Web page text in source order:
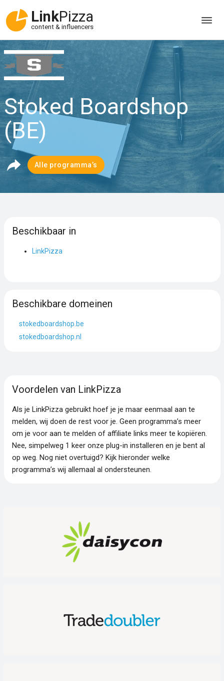
LinkPizza
content & influencers
Stoked Boardshop
(BE)
Alle programma’s
Beschikbaar in
LinkPizza
Beschikbare domeinen
stokedboardshop.be
stokedboardshop.nl
Voordelen van LinkPizza
Als je LinkPizza gebruikt hoef je je maar eenmaal aan te
melden, wij doen de rest voor je. Geen programma’s meer
om je voor aan te melden of affiliate links meer te kopiëren.
Nee, simpelweg 1 keer onze plug-in installeren en je bent al
op weg. Nog niet overtuigd? Kijk hieronder welke
programma’s wij allemaal al ondersteunen.